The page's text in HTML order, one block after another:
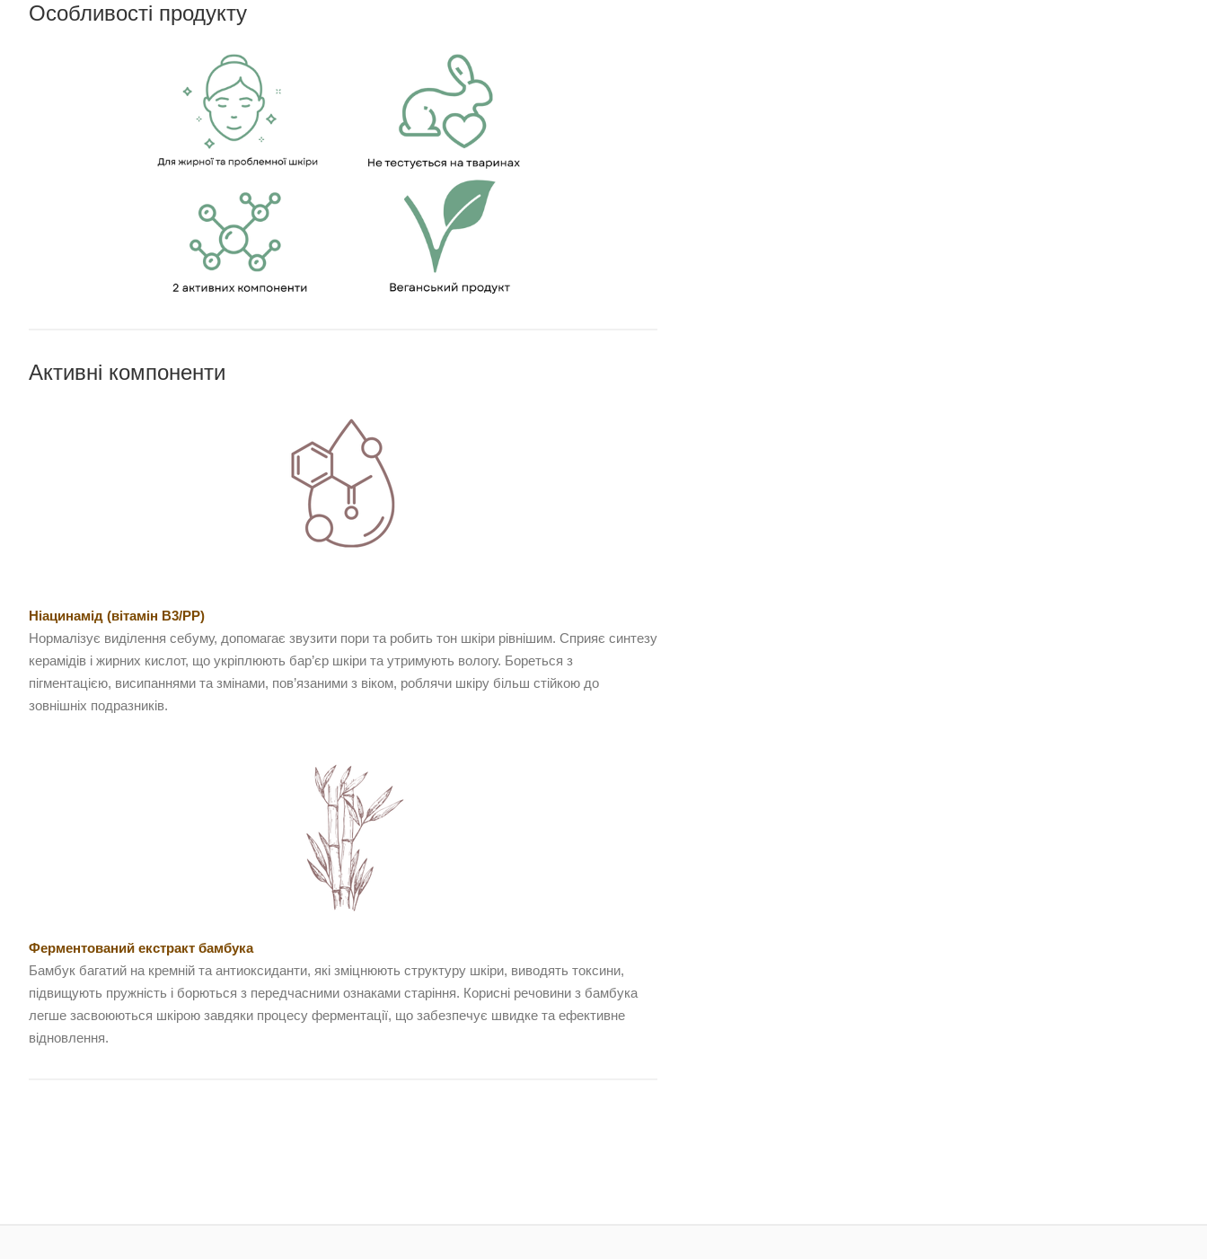
Особливості продукту
Активні компоненти
Ніацинамід (вітамін B3/PP)
Нормалізує виділення себуму, допомагає звузити пори та робить тон шкіри рівнішим. Сприяє синтезу
керамідів і жирних кислот, що укріплюють бар’єр шкіри та утримують вологу. Бореться з
пігментацією, висипаннями та змінами, пов’язаними з віком, роблячи шкіру більш стійкою до
зовнішніх подразників.
Ферментований екстракт бамбука
Бамбук багатий на кремній та антиоксиданти, які зміцнюють структуру шкіри, виводять токсини,
підвищують пружність і борються з передчасними ознаками старіння. Корисні речовини з бамбука
легше засвоюються шкірою завдяки процесу ферментації, що забезпечує швидке та ефективне
відновлення.